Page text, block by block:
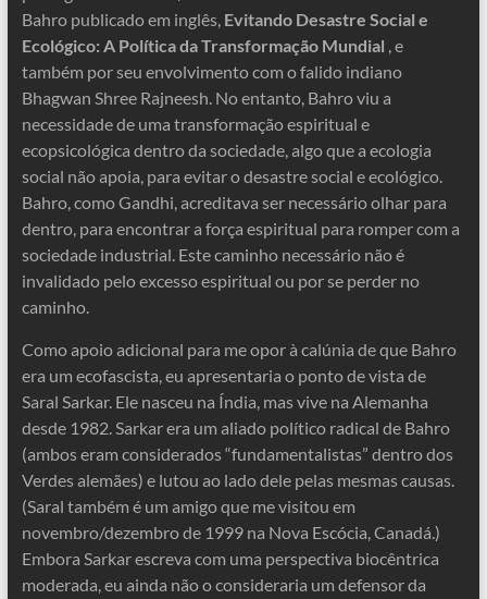
Bahro publicado em inglês, Evitando Desastre Social e
Ecológico: A Política da Transformação Mundial , e
também por seu envolvimento com o falido indiano
Bhagwan Shree Rajneesh. No entanto, Bahro viu a
necessidade de uma transformação espiritual e
ecopsicológica dentro da sociedade, algo que a ecologia
social não apoia, para evitar o desastre social e ecológico.
Bahro, como Gandhi, acreditava ser necessário olhar para
dentro, para encontrar a força espiritual para romper com a
sociedade industrial. Este caminho necessário não é
invalidado pelo excesso espiritual ou por se perder no
caminho.
Como apoio adicional para me opor à calúnia de que Bahro
era um ecofascista, eu apresentaria o ponto de vista de
Saral Sarkar. Ele nasceu na Índia, mas vive na Alemanha
desde 1982. Sarkar era um aliado político radical de Bahro
(ambos eram considerados “fundamentalistas” dentro dos
Verdes alemães) e lutou ao lado dele pelas mesmas causas.
(Saral também é um amigo que me visitou em
novembro/dezembro de 1999 na Nova Escócia, Canadá.)
Embora Sarkar escreva com uma perspectiva biocêntrica
moderada, eu ainda não o consideraria um defensor da